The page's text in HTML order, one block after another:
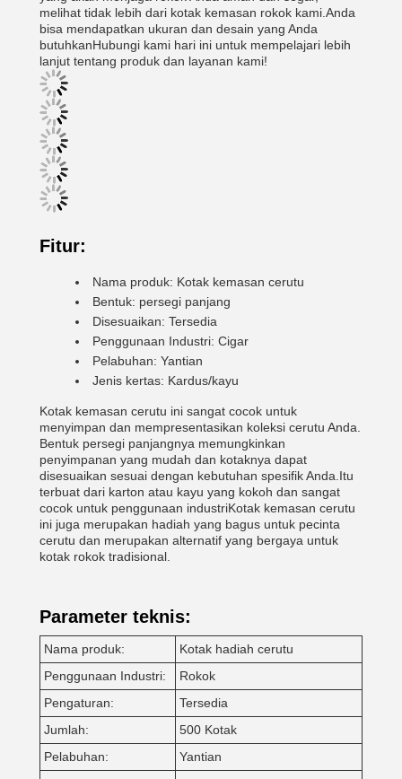
melihat tidak lebih dari kotak kemasan rokok kami.Anda
bisa mendapatkan ukuran dan desain yang Anda
butuhkanHubungi kami hari ini untuk mempelajari lebih
lanjut tentang produk dan layanan kami!
Fitur:
Nama produk: Kotak kemasan cerutu
Bentuk: persegi panjang
Disesuaikan: Tersedia
Penggunaan Industri: Cigar
Pelabuhan: Yantian
Jenis kertas: Kardus/kayu
Kotak kemasan cerutu ini sangat cocok untuk
menyimpan dan mempresentasikan koleksi cerutu Anda.
Bentuk persegi panjangnya memungkinkan
penyimpanan yang mudah dan kotaknya dapat
disesuaikan sesuai dengan kebutuhan spesifik Anda.Itu
terbuat dari karton atau kayu yang kokoh dan sangat
cocok untuk penggunaan industriKotak kemasan cerutu
ini juga merupakan hadiah yang bagus untuk pecinta
cerutu dan merupakan alternatif yang bergaya untuk
kotak rokok tradisional.
Parameter teknis:
Nama produk:
Kotak hadiah cerutu
Penggunaan Industri:
Rokok
Pengaturan:
Tersedia
Jumlah:
500 Kotak
Pelabuhan:
Yantian